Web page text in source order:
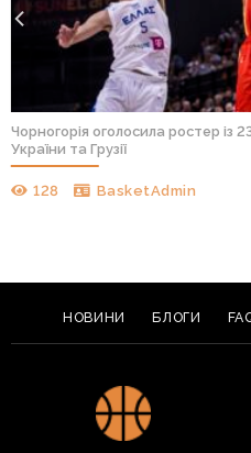
Чорногорія оголосила ростер із
України та Грузії
128 BasketAdmin
НОВИНИ БЛОГИ